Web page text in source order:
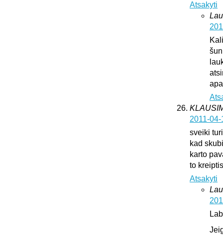
Atsakyti
2011-
sveiki
kad
karto
to
Atsakyti